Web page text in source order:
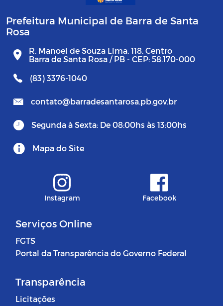
Prefeitura Municipal de Barra de Santa
Rosa
R. Manoel de Souza Lima, 118, Centro
Barra de Santa Rosa / PB - CEP: 58.170-000
(83) 3376-1040
contato@barradesantarosa.pb.gov.br
Segunda à Sexta: De 08:00hs às 13:00hs
Mapa do Site
Instagram Facebook
Serviços Online
FGTS
Portal da Transparência do Governo Federal
Transparência
Licitações